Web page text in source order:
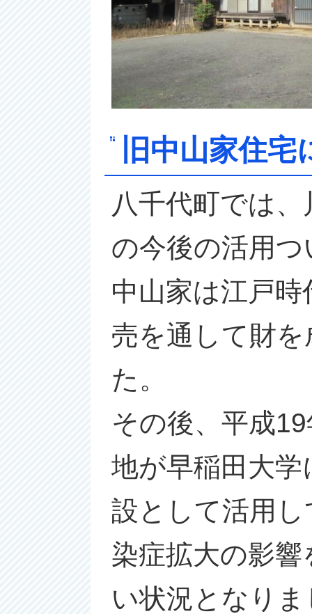
旧中山家住
八千代町では
の今後の活用
中山家は江戸
売を通して財
た。
その後、平成
地が早稲田大
設として活用
染症拡大の影
い状況となり